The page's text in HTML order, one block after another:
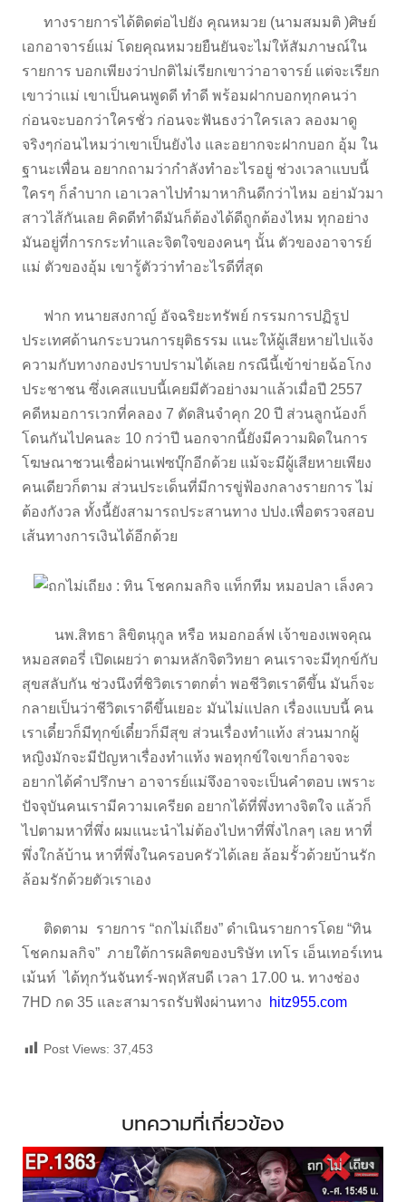
ทางรายการได้ติดต่อไปยัง คุณหมวย (นามสมมติ )ศิษย์
เอกอาจารย์แม่ โดยคุณหมวยยืนยันจะไม่ให้สัมภาษณ์ใน
รายการ บอกเพียงว่าปกติไม่เรียกเขาว่าอาจารย์ แต่จะเรียก
เขาว่าแม่ เขาเป็นคนพูดดี ทำดี พร้อมฝากบอกทุกคนว่า
ก่อนจะบอกว่าใครชั่ว ก่อนจะฟันธงว่าใครเลว ลองมาดู
จริงๆก่อนไหมว่าเขาเป็นยังไง และอยากจะฝากบอก อุ้ม ใน
ฐานะเพื่อน อยากถามว่ากำลังทำอะไรอยู่ ช่วงเวลาแบบนี้
ใครๆ ก็ลำบาก เอาเวลาไปทำมาหากินดีกว่าไหม อย่ามัวมา
สาวไส้กันเลย คิดดีทำดีมันก็ต้องได้ดีถูกต้องไหม ทุกอย่าง
มันอยู่ที่การกระทำและจิตใจของคนๆ นั้น ตัวของอาจารย์
แม่ ตัวของอุ้ม เขารู้ตัวว่าทำอะไรดีที่สุด
ฟาก ทนายสงกาญ์ อัจฉริยะทรัพย์ กรรมการปฏิรูป
ประเทศด้านกระบวนการยุติธรรม แนะให้ผู้เสียหายไปแจ้ง
ความกับทางกองปราบปรามได้เลย กรณีนี้เข้าข่ายฉ้อโกง
ประชาชน ซึ่งเคสแบบนี้เคยมีตัวอย่างมาแล้วเมื่อปี 2557
คดีหมอการเวกที่คลอง 7 ตัดสินจำคุก 20 ปี ส่วนลูกน้องก็
โดนกันไปคนละ 10 กว่าปี นอกจากนี้ยังมีความผิดในการ
โฆษณาชวนเชื่อผ่านเฟซบุ๊กอีกด้วย แม้จะมีผู้เสียหายเพียง
คนเดียวก็ตาม ส่วนประเด็นที่มีการขู่ฟ้องกลางรายการ ไม่
ต้องกังวล ทั้งนี้ยังสามารถประสานทาง ปปง.เพื่อตรวจสอบ
เส้นทางการเงินได้อีกด้วย
นพ.สิทธา ลิขิตนุกูล หรือ หมอกอล์ฟ เจ้าของเพจคุณ
หมอสตอรี่ เปิดเผยว่า ตามหลักจิตวิทยา คนเราจะมีทุกข์กับ
สุขสลับกัน ช่วงนึงที่ชิวิตเราตกต่ำ พอชีวิตเราดีขึ้น มันก็จะ
กลายเป็นว่าชีวิตเราดีขึ้นเยอะ มันไม่แปลก เรื่องแบบนี้ คน
เราเดี๋ยวก็มีทุกข์เดี๋ยวก็มีสุข ส่วนเรื่องทำแท้ง ส่วนมากผู้
หญิงมักจะมีปัญหาเรื่องทำแท้ง พอทุกข์ใจเขาก็อาจจะ
อยากได้คำปรึกษา อาจารย์แม่จึงอาจจะเป็นคำตอบ เพราะ
ปัจจุบันคนเรามีความเครียด อยากได้ที่พึ่งทางจิตใจ แล้วก็
ไปตามหาที่พึ่ง ผมแนะนำไม่ต้องไปหาที่พึ่งไกลๆ เลย หาที่
พึ่งใกล้บ้าน หาที่พึ่งในครอบครัวได้เลย ล้อมรั้วด้วยบ้านรัก
ล้อมรักด้วยตัวเราเอง
ติดตาม รายการ “ถกไม่เถียง” ดำเนินรายการโดย “ทิน
โชคกมลกิจ” ภายใต้การผลิตของบริษัท เทโร เอ็นเทอร์เทน
เม้นท์ ได้ทุกวันจันทร์-พฤหัสบดี เวลา 17.00 น. ทางช่อง
7HD กด 35 และสามารถรับฟังผ่านทาง
hitz955.com
Post Views: 37,453
บทความที่เกี่ยวข้อง